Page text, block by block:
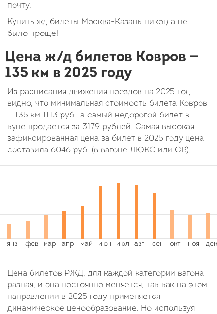
почту.
Купить жд билеты Москва-Казань никогда не
было проще!
Цена ж/д билетов Ковров —
135 км в 2025 году
Из расписания движения поездов на 2025 год
видно, что минимальная стоимость билета Ковров
— 135 км 1113 руб., а самый недорогой билет в
купе продается за 3179 рублей. Самая высокая
зафиксированная цена за билет в 2025 году цена
составила 6046 руб. (в вагоне ЛЮКС или СВ).
Цена билетов РЖД, для каждой категории вагона
разная, и она постоянно меняется, так как на этом
направлении в 2025 году применяется
динамическое ценообразование. Но используя